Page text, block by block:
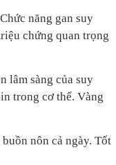
năng gan suy
chứng quan trọng
lâm sàng của suy
trong cơ thể. Vàng
nôn cả ngày. Tốt